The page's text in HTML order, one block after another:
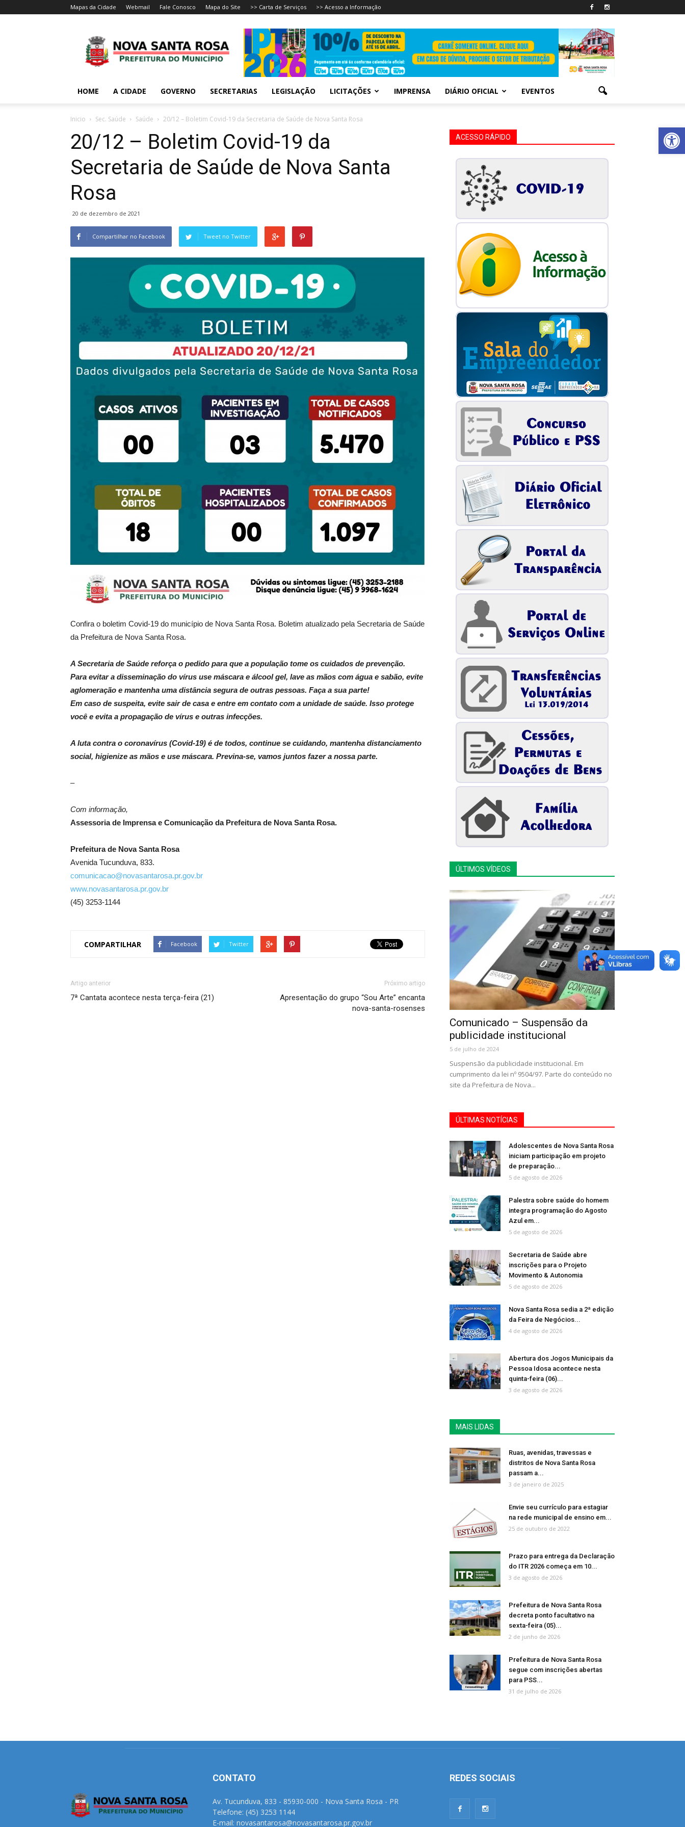
Abrir
Mapas da Cidade Webmail Fale Conosco Mapa do Site >> Carta de Serviços >> Acesso a Informação
HOME A CIDADE GOVERNO SECRETARIAS LEGISLAÇÃO LICITAÇÕES IMPRENSA DIÁRIO OFICIAL EVENTOS
Inicio Sec. Saúde Saúde 20/12 – Boletim Covid-19 da Secretaria de Saúde de Nova Santa Rosa
20/12 – Boletim Covid-19 da
Secretaria de Saúde de Nova Santa
Rosa
20 de dezembro de 2021
Compartilhar no Facebook Tweet no Twitter
Confira o boletim Covid-19 do município de Nova Santa Rosa. Boletim atualizado pela Secretaria de Saúde
da Prefeitura de Nova Santa Rosa.
A Secretaria de Saúde reforça o pedido para que a população tome os cuidados de prevenção.
Para evitar a disseminação do vírus use máscara e álcool gel, lave as mãos com água e sabão, evite
aglomeração e mantenha uma distância segura de outras pessoas. Faça a sua parte!
Em caso de suspeita, evite sair de casa e entre em contato com a unidade de saúde. Isso protege
você e evita a propagação de vírus e outras infecções.
A luta contra o coronavírus (Covid-19) é de todos, continue se cuidando, mantenha distanciamento
social, higienize as mãos e use máscara. Previna-se, vamos juntos fazer a nossa parte.
–
Com informação,
Assessoria de Imprensa e Comunicação da Prefeitura de Nova Santa Rosa.
Prefeitura de Nova Santa Rosa
Avenida Tucunduva, 833.
comunicacao@novasantarosa.pr.gov.br
www.novasantarosa.pr.gov.br
(45) 3253-1144
COMPARTILHAR Facebook Twitter
Artigo anterior
7ª Cantata acontece nesta terça-feira (21)
Próximo artigo
Apresentação do grupo “Sou Arte” encanta
nova-santa-rosenses
ACESSO RÁPIDO
ÚLTIMOS VÍDEOS
Comunicado – Suspensão da
publicidade institucional
5 de julho de 2024
Suspensão da publicidade institucional. Em
cumprimento da lei nº 9504/97. Parte do conteúdo no
site da Prefeitura de Nova...
ÚLTIMAS NOTÍCIAS
Adolescentes de Nova Santa Rosa
iniciam participação em projeto
de preparação...
5 de agosto de 2026
Palestra sobre saúde do homem
integra programação do Agosto
Azul em...
5 de agosto de 2026
Secretaria de Saúde abre
inscrições para o Projeto
Movimento & Autonomia
5 de agosto de 2026
Nova Santa Rosa sedia a 2ª edição
da Feira de Negócios...
4 de agosto de 2026
Abertura dos Jogos Municipais da
Pessoa Idosa acontece nesta
quinta-feira (06)...
3 de agosto de 2026
MAIS LIDAS
Ruas, avenidas, travessas e
distritos de Nova Santa Rosa
passam a...
3 de janeiro de 2025
Envie seu currículo para estagiar
na rede municipal de ensino em...
25 de outubro de 2022
Prazo para entrega da Declaração
do ITR 2026 começa em 10...
3 de agosto de 2026
Prefeitura de Nova Santa Rosa
decreta ponto facultativo na
sexta-feira (05)...
2 de junho de 2026
Prefeitura de Nova Santa Rosa
segue com inscrições abertas
para PSS...
31 de julho de 2026
CONTATO
Av. Tucunduva, 833 - 85930-000 - Nova Santa Rosa - PR
Telefone: (45) 3253 1144
E-mail: novasantarosa@novasantarosa.pr.gov.br
REDES SOCIAIS